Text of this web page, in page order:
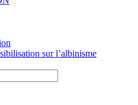
sur l’albinisme